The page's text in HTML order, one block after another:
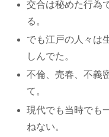
交合は秘めた行為
る。
でも江戸の人々は
しんでた。
不倫、売春、不義
て。
現代でも当時でも
ねない。